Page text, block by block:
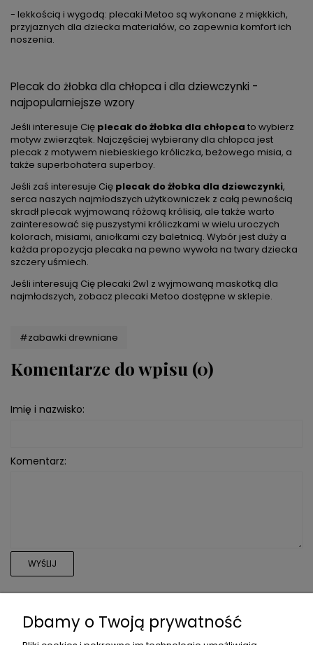
- lekkością i wygodą: plecaki Metoo są wykonane z miękkich,
przyjaznych dla dziecka materiałów, co zapewnia komfort ich
noszenia.
Plecak do żłobka dla chłopca i dla dziewczynki -
najpopularniejsze wzory
Jeśli interesuje Cię plecak do żłobka dla chłopca to wybierz
motyw zwierzątek. Najczęściej wybierany dla chłopca jest
plecak z motywem niebieskiego króliczka, beżowego misia, a
także superbohatera superboy.
Jeśli zaś interesuje Cię plecak do żłobka dla dziewczynki,
serca naszych najmłodszych użytkowniczek z całą pewnością
skradł plecak wyjmowaną różową królisią, ale także warto
zainteresować się puszystymi króliczkami w wielu uroczych
kolorach, misiami, aniołkami czy baletnicą. Wybór jest duży a
każda propozycja plecaka na pewno wywoła na twary dziecka
szczery uśmiech.
Jeśli interesują Cię plecaki 2w1 z wyjmowaną maskotką dla
najmłodszych, zobacz plecaki Metoo dostępne w sklepie.
#zabawki drewniane
Komentarze do wpisu (0)
Imię i nazwisko:
Komentarz:
WYŚLIJ
INFORMACJE
Dbamy o Twoją prywatność